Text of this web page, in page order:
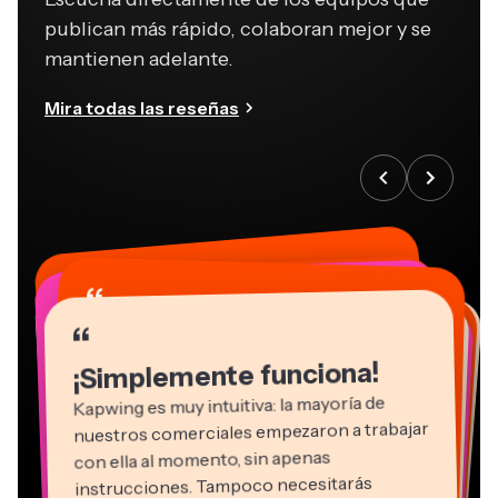
mantienen adelante.
Mira todas las reseñas
“
¡Simplemente funciona!
Kapwing es muy intuitiva: la mayoría de
nuestros comerciales empezaron a trabajar
con ella al momento, sin apenas
instrucciones. Tampoco necesitarás
descargar ni instalar nada, ¡lo usas y listo!
“
“ “
“ “
“
“
“